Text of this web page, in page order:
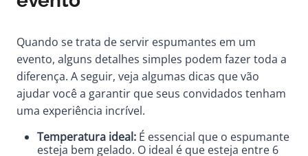
Quando se trata de servir espumantes em um
evento, alguns detalhes simples podem fazer toda a
diferença. A seguir, veja algumas dicas que vão
ajudar você a garantir que seus convidados tenham
uma experiência incrível.
Temperatura ideal: É essencial que o espumante
esteja bem gelado. O ideal é que esteja entre 6